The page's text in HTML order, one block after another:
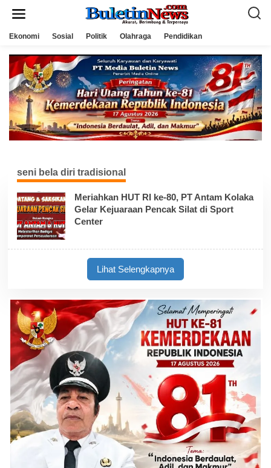
Ekonomi Sosial Politik Olahraga Pendidikan
seni bela diri tradisional
Meriahkan HUT RI ke-80, PT Antam Kolaka
Gelar Kejuaraan Pencak Silat di Sport
Center
Lihat Selengkapnya